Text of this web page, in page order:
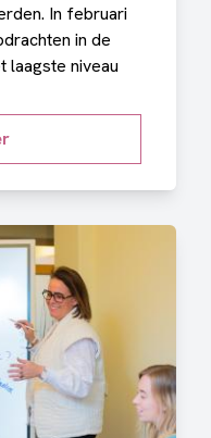
In februari
in de
laagste niveau